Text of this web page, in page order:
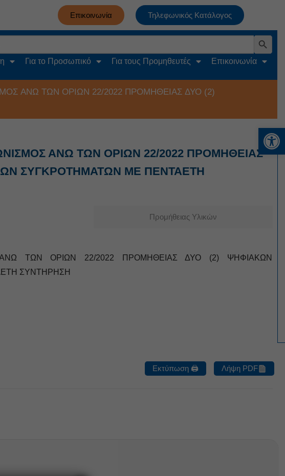
Επικοινωνία Τηλεφωνικός Κατάλογος
Search Button
Για το Προσωπικό Για τους Προμηθευτές Επικοινωνία
ΑΝΩ ΤΩΝ ΟΡΙΩΝ 22/2022 ΠΡΟΜΗΘΕΙΑΣ ΔΥΟ (2)
ΑΝΩ ΤΩΝ ΟΡΙΩΝ 22/2022 ΠΡΟΜΗΘΕΙΑΣ
ΣΥΓΚΡΟΤΗΜΑΤΩΝ ΜΕ ΠΕΝΤΑΕΤΗ
Προμήθειας Υλικών
ΑΝΩ ΤΩΝ ΟΡΙΩΝ 22/2022 ΠΡΟΜΗΘΕΙΑΣ ΔΥΟ (2) ΨΗΦΙΑΚΩΝ
ΣΥΝΤΗΡΗΣΗ
Εκτύπωση 🖨
Λήψη PDF